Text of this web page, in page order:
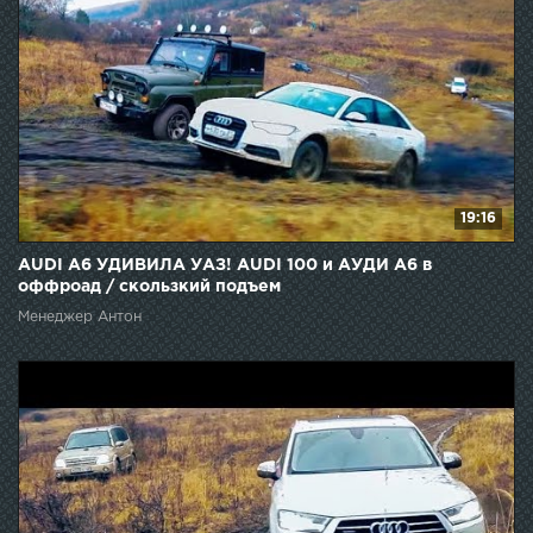
19:16
AUDI А6 УДИВИЛА УАЗ! AUDI 100 и АУДИ A6 в
оффроад / скользкий подъем
Менеджер Антон